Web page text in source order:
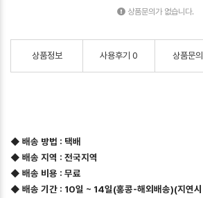
상품문의가 없습니다.
상품정보 사용후기 0 상품문의
◆ 배송 방법 : 택배
◆ 배송 지역 : 전국지역
◆ 배송 비용 : 무료
◆ 배송 기간 : 10일 ~ 14일(홍콩-해외배송)(지연시